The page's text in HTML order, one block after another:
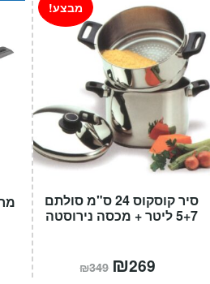
סיר קוסקוס 24 ס"מ סולתם
5+7 ליטר + מכסה נירוסטה
מבצע!
₪349 המחיר
המקורי
₪269